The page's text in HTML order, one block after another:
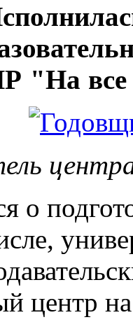
"На все
о
центр